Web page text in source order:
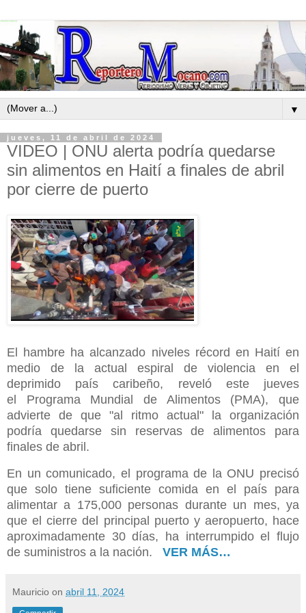
▼
jueves, 11 de abril de 2024
VIDEO | ONU alerta podría quedarse
sin alimentos en Haití a finales de abril
por cierre de puerto
El hambre ha alcanzado niveles récord en Haití en
medio de la actual espiral de
violencia
en el
deprimido país caribeño, reveló este jueves
el
Programa Mundial de Alimentos
(PMA), que
advierte de que "al ritmo actual" la organización
podría quedarse sin
reservas de alimentos
para
finales de abril.
En un comunicado, el programa de la ONU precisó
que solo tiene suficiente comida en el país para
alimentar a 175,000 personas durante un mes, ya
que el cierre del principal puerto y aeropuerto, hace
aproximadamente 30 días, ha interrumpido el flujo
de suministros a la nación. VER MÁS…
Mauricio on abril 11, 2024